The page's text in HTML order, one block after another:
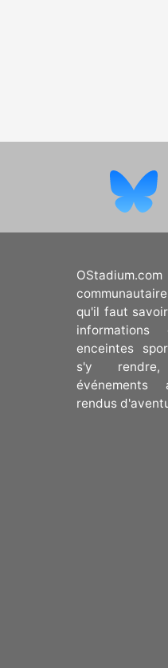
qu'il faut
enceintes
s'y
événements
rendus